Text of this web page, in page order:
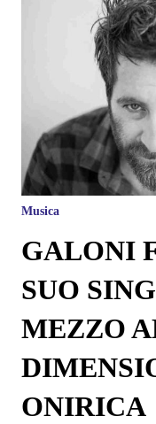
Musica
GALONI
SUO
MEZZO
ONIRICA